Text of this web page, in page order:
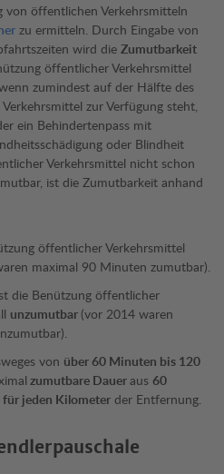
öffentlichen Verkehrsmitteln
zu ermitteln. Durch Eingabe von
wird die Zumutbarkeit
öffentlicher Verkehrsmittel
zumindest auf der Hälfte des
zur Verfügung steht,
ein Behindertenpass mit
oder Blindheit
Verkehrsmittel nicht schon
ist die Zumutbarkeit anhand
öffentlicher Verkehrsmittel
maximal 90 Minuten zumutbar).
die Benützung öffentlicher
unzumutbar(vor 2014 waren
von über 60 Minuten bis 120
zumutbare Daueraus 60
jeden Kilometer der Entfernung.